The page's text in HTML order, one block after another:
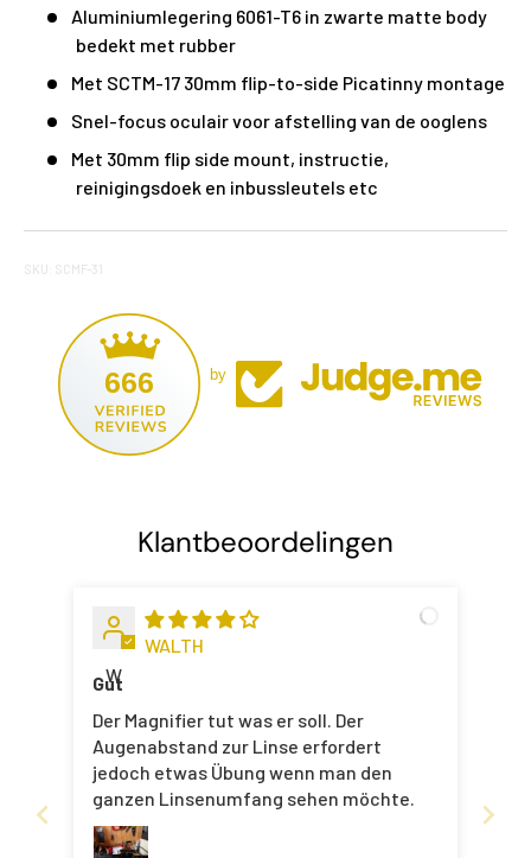
Aluminiumlegering 6061-T6 in zwarte matte body
bedekt met rubber
Met SCTM-17 30mm flip-to-side Picatinny montage
Snel-focus oculair voor afstelling van de ooglens
Met 30mm flip side mount, instructie,
reinigingsdoek en inbussleutels etc
SKU: SCMF-31
666 by
Klantbeoordelingen
W
WALTH
Gut
Der Magnifier tut was er soll. Der
Augenabstand zur Linse erfordert
jedoch etwas Übung wenn man den
ganzen Linsenumfang sehen möchte.